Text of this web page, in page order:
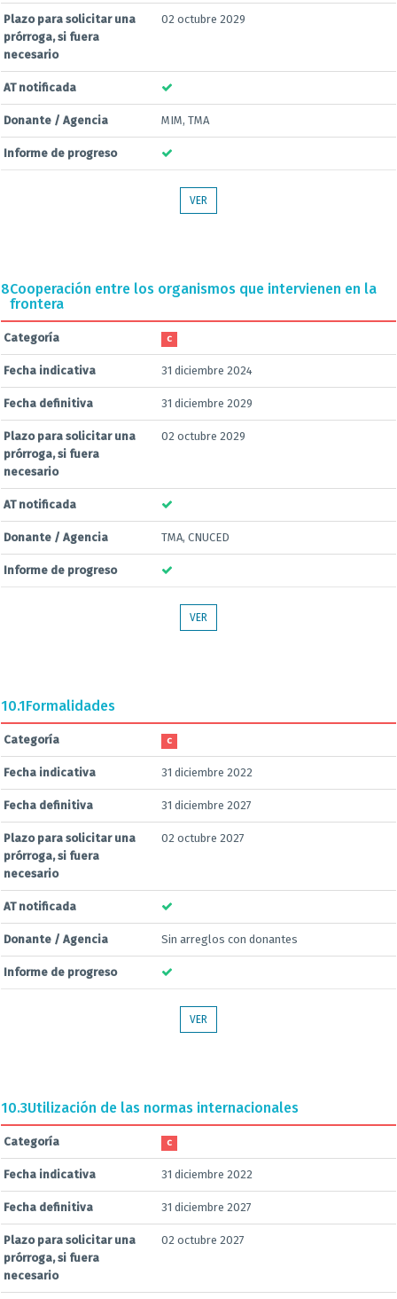
Plazo para solicitar una
prórroga, si fuera
necesario
02 octubre 2029
AT notificada
Donante / Agencia MIM, TMA
Informe de progreso
VER
8Cooperación entre los organismos que intervienen en la
frontera
Categoría C
Fecha indicativa 31 diciembre 2024
Fecha definitiva 31 diciembre 2029
Plazo para solicitar una
prórroga, si fuera
necesario
02 octubre 2029
AT notificada
Donante / Agencia TMA, CNUCED
Informe de progreso
VER
10.1Formalidades
Categoría C
Fecha indicativa 31 diciembre 2022
Fecha definitiva 31 diciembre 2027
Plazo para solicitar una
prórroga, si fuera
necesario
02 octubre 2027
AT notificada
Donante / Agencia Sin arreglos con donantes
Informe de progreso
VER
10.3Utilización de las normas internacionales
Categoría C
Fecha indicativa 31 diciembre 2022
Fecha definitiva 31 diciembre 2027
Plazo para solicitar una
prórroga, si fuera
necesario
02 octubre 2027